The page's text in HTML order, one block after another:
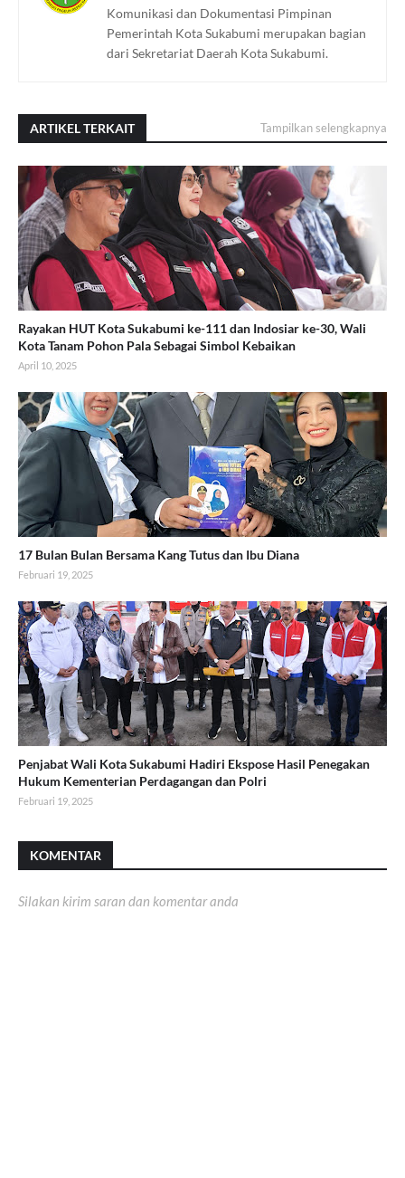
Komunikasi dan Dokumentasi Pimpinan
Pemerintah Kota Sukabumi merupakan bagian
dari Sekretariat Daerah Kota Sukabumi.
ARTIKEL TERKAIT Tampilkan selengkapnya
Rayakan HUT Kota Sukabumi ke-111 dan Indosiar ke-30, Wali
Kota Tanam Pohon Pala Sebagai Simbol Kebaikan
April 10, 2025
17 Bulan Bulan Bersama Kang Tutus dan Ibu Diana
Februari 19, 2025
Penjabat Wali Kota Sukabumi Hadiri Ekspose Hasil Penegakan
Hukum Kementerian Perdagangan dan Polri
Februari 19, 2025
KOMENTAR
Silakan kirim saran dan komentar anda